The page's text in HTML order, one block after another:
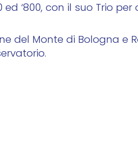
‘800, con il suo Trio per
del Monte di Bologna e